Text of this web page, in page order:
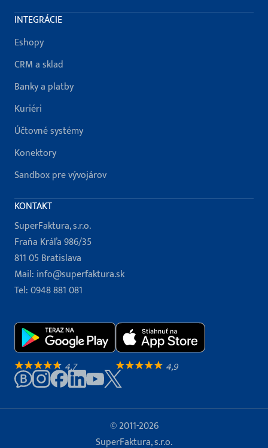
INTEGRÁCIE
Eshopy
CRM a sklad
Banky a platby
Kuriéri
Účtovné systémy
Konektory
Sandbox pre vývojárov
KONTAKT
SuperFaktura, s.r.o.
Fraňa Kráľa 986/35
811 05 Bratislava
Mail: info@superfaktura.sk
Tel:0948 881 081
4,7 4,9
© 2011-2026
SuperFaktura, s.r.o.